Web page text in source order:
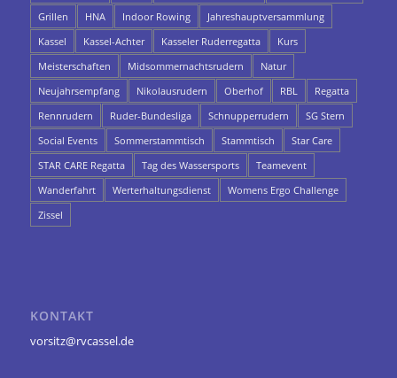
Grillen
HNA Indoor Rowing
Jahreshauptversammlung
Kassel
Kassel-Achter Kasseler Ruderregatta
Kurs
Meisterschaften
Midsommernachtsrudern
Natur
Neujahrsempfang
Nikolausrudern Oberhof RBL
Regatta
Rennrudern
Ruder-Bundesliga Schnupperrudern
SG Stern
Social Events
Sommerstammtisch Stammtisch
Star Care
STAR CARE Regatta
Tag des Wassersports
Teamevent
Wanderfahrt
Werterhaltungsdienst
Womens Ergo Challenge
Zissel
KONTAKT
vorsitz@rvcassel.de